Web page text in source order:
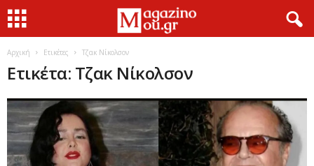
Αρχική Ετικέτες Τζακ Νίκολσον
Ετικέτα: Τζακ Νίκολσον